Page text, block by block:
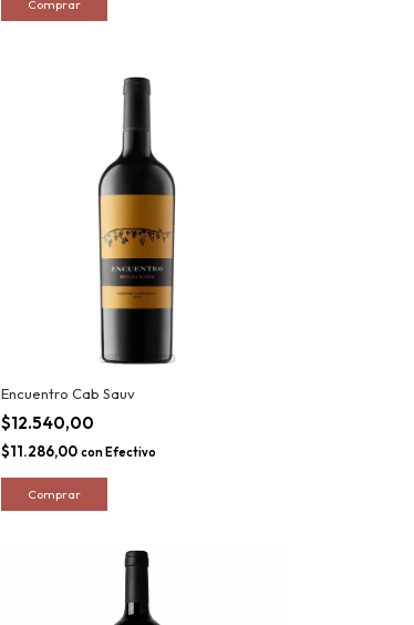
Encuentro Cab Sauv
$12.540,00
$11.286,00 con Efectivo